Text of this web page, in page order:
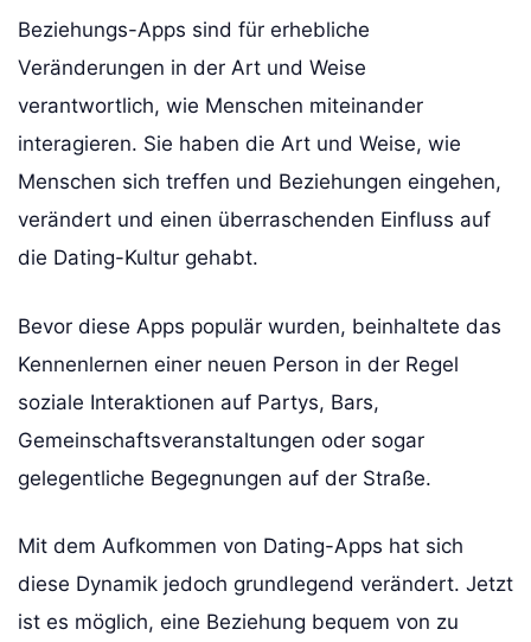
Beziehungs-Apps sind für erhebliche
Veränderungen in der Art und Weise
verantwortlich, wie Menschen miteinander
interagieren. Sie haben die Art und Weise, wie
Menschen sich treffen und Beziehungen eingehen,
verändert und einen überraschenden Einfluss auf
die Dating-Kultur gehabt.
Bevor diese Apps populär wurden, beinhaltete das
Kennenlernen einer neuen Person in der Regel
soziale Interaktionen auf Partys, Bars,
Gemeinschaftsveranstaltungen oder sogar
gelegentliche Begegnungen auf der Straße.
Mit dem Aufkommen von Dating-Apps hat sich
diese Dynamik jedoch grundlegend verändert. Jetzt
ist es möglich, eine Beziehung bequem von zu